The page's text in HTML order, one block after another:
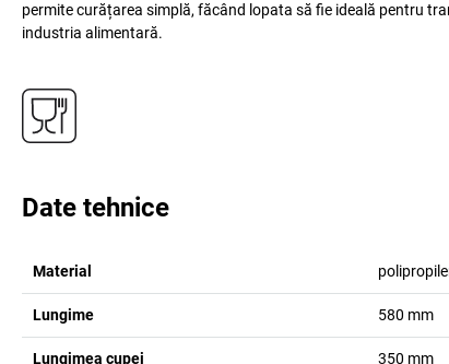
permite curățarea simplă, făcând lopata să fie ideală pentru
industria alimentară.
Date tehnice
Material
Lungime 580 mm
Lungimea cupei 350 mm